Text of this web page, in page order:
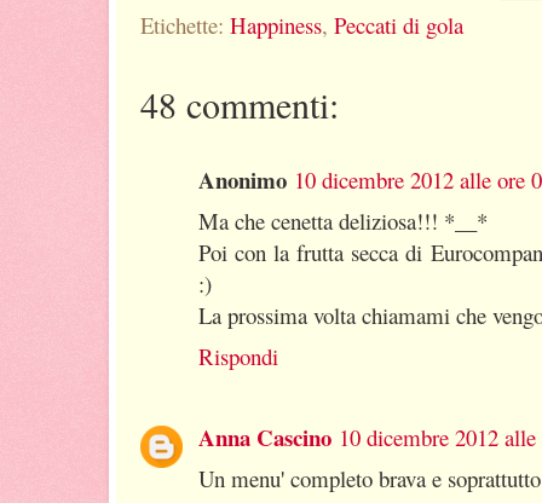
Etichette: Happiness, Peccati di gola
48 commenti:
Anonimo 10 dicembre 2012 alle ore
Ma che cenetta deliziosa!!! *__*
Poi con la frutta secca di
:)
La prossima volta chiamami che
Rispondi
Anna Cascino 10 dicembre 2012
Un menu' completo brava e